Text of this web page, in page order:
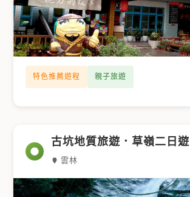
特色推薦遊程 親子旅遊
古坑地質旅遊．草嶺二日遊
雲林